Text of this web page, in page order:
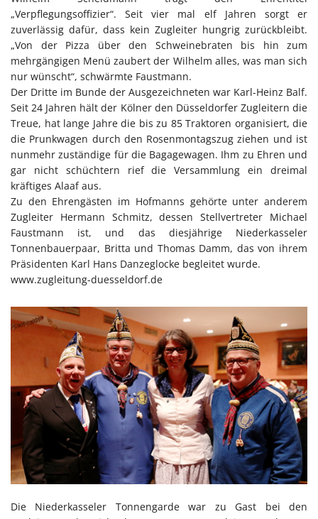
„Verpflegungsoffizier“. Seit vier mal elf Jahren sorgt er
zuverlässig dafür, dass kein Zugleiter hungrig zurückbleibt.
„Von der Pizza über den Schweinebraten bis hin zum
mehrgängigen Menü zaubert der Wilhelm alles, was man sich
nur wünscht“, schwärmte Faustmann.
Der Dritte im Bunde der Ausgezeichneten war Karl-Heinz Balf.
Seit 24 Jahren hält der Kölner den Düsseldorfer Zugleitern die
Treue, hat lange Jahre die bis zu 85 Traktoren organisiert, die
die Prunkwagen durch den Rosenmontagszug ziehen und ist
nunmehr zuständige für die Bagagewagen. Ihm zu Ehren und
gar nicht schüchtern rief die Versammlung ein dreimal
kräftiges Alaaf aus.
Zu den Ehrengästen im Hofmanns gehörte unter anderem
Zugleiter Hermann Schmitz, dessen Stellvertreter Michael
Faustmann ist, und das diesjährige Niederkasseler
Tonnenbauerpaar, Britta und Thomas Damm, das von ihrem
Präsidenten Karl Hans Danzeglocke begleitet wurde.
www.zugleitung-duesseldorf.de
Die Niederkasseler Tonnengarde war zu Gast bei den